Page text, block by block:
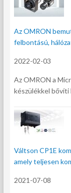
Az OMRON
felbontású,
2022-02-03
Az OMRON a
készülékkel bővíti
Váltson CP1E
amely teljesen
2021-07-08